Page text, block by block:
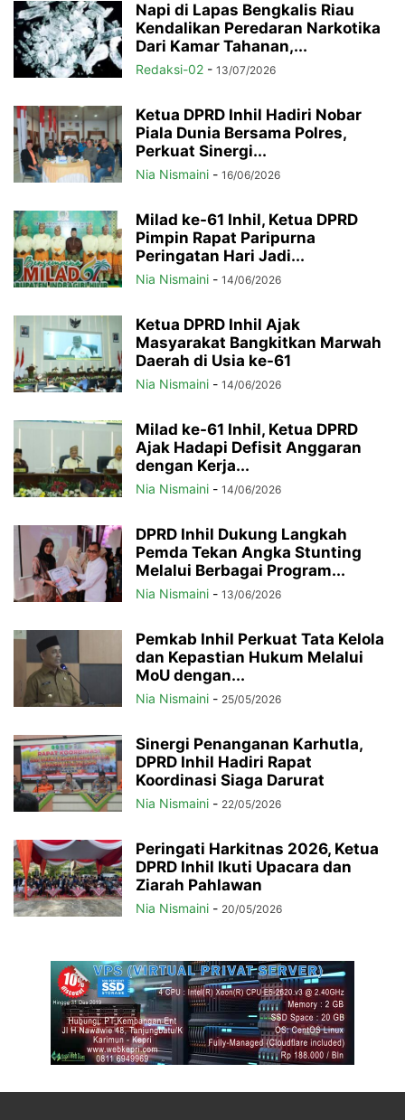
Napi di Lapas Bengkalis Riau
Kendalikan Peredaran Narkotika
Dari Kamar Tahanan,...
Redaksi-02 - 13/07/2026
Ketua DPRD Inhil Hadiri Nobar
Piala Dunia Bersama Polres,
Perkuat Sinergi...
Nia Nismaini - 16/06/2026
Milad ke-61 Inhil, Ketua DPRD
Pimpin Rapat Paripurna
Peringatan Hari Jadi...
Nia Nismaini - 14/06/2026
Ketua DPRD Inhil Ajak
Masyarakat Bangkitkan Marwah
Daerah di Usia ke-61
Nia Nismaini - 14/06/2026
Milad ke-61 Inhil, Ketua DPRD
Ajak Hadapi Defisit Anggaran
dengan Kerja...
Nia Nismaini - 14/06/2026
DPRD Inhil Dukung Langkah
Pemda Tekan Angka Stunting
Melalui Berbagai Program...
Nia Nismaini - 13/06/2026
Pemkab Inhil Perkuat Tata Kelola
dan Kepastian Hukum Melalui
MoU dengan...
Nia Nismaini - 25/05/2026
Sinergi Penanganan Karhutla,
DPRD Inhil Hadiri Rapat
Koordinasi Siaga Darurat
Nia Nismaini - 22/05/2026
Peringati Harkitnas 2026, Ketua
DPRD Inhil Ikuti Upacara dan
Ziarah Pahlawan
Nia Nismaini - 20/05/2026